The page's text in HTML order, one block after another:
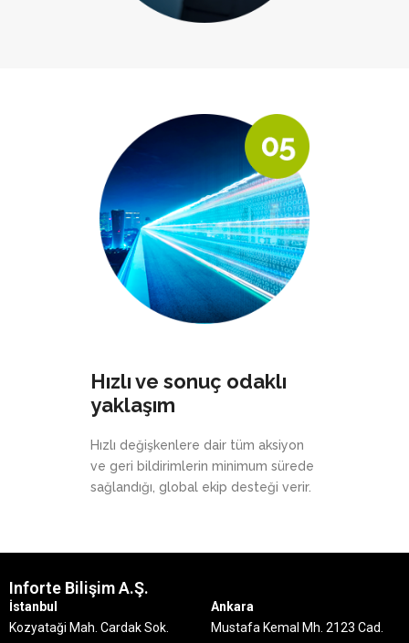
Hızlı ve sonuç odaklı
yaklaşım
Hızlı değişkenlere dair tüm aksiyon
ve geri bildirimlerin minimum sürede
sağlandığı, global ekip desteği verir.
Inforte Bilişim A.Ş.
İstanbul
Kozyataği Mah. Cardak Sok.
Ankara
Mustafa Kemal Mh. 2123 Cad.